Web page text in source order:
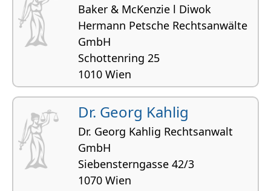
Baker & McKenzie l Diwok
Hermann Petsche Rechtsanwälte
GmbH
Schottenring 25
1010 Wien
Schiedsgerichtsbarkeit (Schiedsverfahren),
Internationales Recht, Franchising
Dr. Georg Kahlig
Dr. Georg Kahlig Rechtsanwalt
GmbH
Siebensterngasse 42/3
1070 Wien